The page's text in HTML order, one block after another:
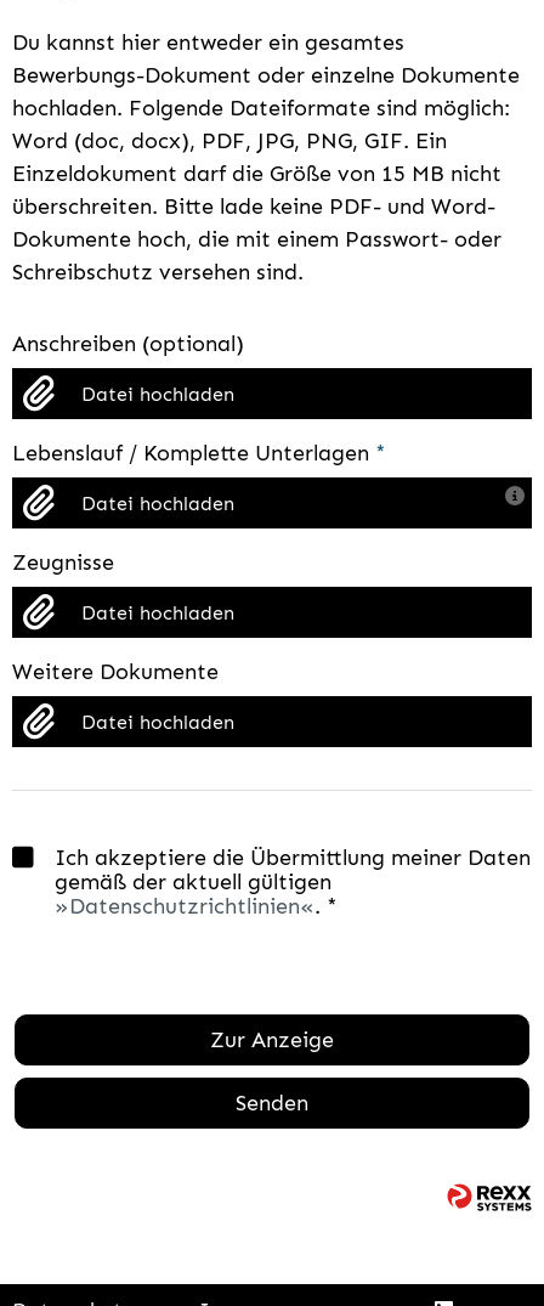
Du kannst hier entweder ein gesamtes
Bewerbungs-Dokument oder einzelne Dokumente
hochladen. Folgende Dateiformate sind möglich:
Word (doc, docx), PDF, JPG, PNG, GIF. Ein
Einzeldokument darf die Größe von 15 MB nicht
überschreiten. Bitte lade keine PDF- und Word-
Dokumente hoch, die mit einem Passwort- oder
Schreibschutz versehen sind.
Anschreiben (optional)
Datei hochladen
Lebenslauf / Komplette Unterlagen *
Datei hochladen
Zeugnisse
Datei hochladen
Weitere Dokumente
Datei hochladen
Ich akzeptiere die Übermittlung meiner Daten
gemäß der aktuell gültigen
Datenschutzrichtlinien
. *
Zur Anzeige
Senden